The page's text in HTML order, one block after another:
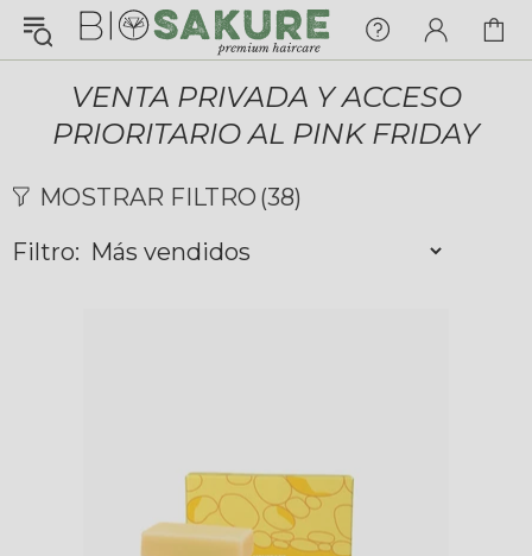
¡Konnichiwa!
¿En qué puedo ayudarte hoy?
VENTA PRIVADA Y ACCESO
PRIORITARIO AL PINK FRIDAY
MOSTRAR FILTRO (38)
Filtro: